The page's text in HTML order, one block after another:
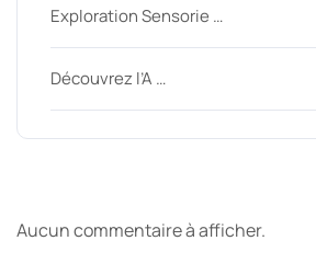
Exploration Sensorie …
Découvrez l’A …
Aucun commentaire à afficher.